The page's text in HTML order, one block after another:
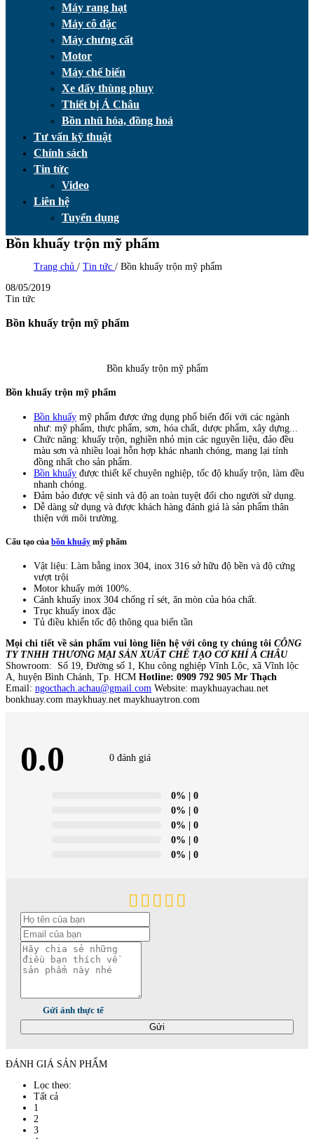
Máy rang hạt
Máy cô đặc
Máy chưng cất
Motor
Máy chế biến
Xe đẩy thùng phuy
Thiết bị Á Châu
Bồn nhũ hóa, đồng hoá
Tư vấn kỹ thuật
Chính sách
Tin tức
Video
Liên hệ
Tuyển dụng
Bồn khuấy trộn mỹ phẩm
Trang chủ / Tin tức / Bồn khuấy trộn mỹ phẩm
08/05/2019
Tin tức
Bồn khuấy trộn mỹ phẩm
Bồn khuấy trộn mỹ phẩm
Bồn khuấy trộn mỹ phẩm
Bồn khuấy mỹ phẩm được ứng dụng phổ biến đối với các ngành
như: mỹ phẩm, thực phẩm, sơn, hóa chất, dược phẩm, xây dựng...
Chức năng: khuấy trộn, nghiền nhỏ mịn các nguyên liệu, đảo đều
màu sơn và nhiều loại hỗn hợp khác nhanh chóng, mang lại tính
đồng nhất cho sản phẩm.
Bồn khuấy được thiết kế chuyên nghiệp, tốc độ khuấy trộn, làm đều
nhanh chóng.
Đảm bảo được vệ sinh và độ an toàn tuyệt đối cho người sử dụng.
Dễ dàng sử dụng và được khách hàng đánh giá là sản phẩm thân
thiện với môi trường.
Cấu tạo của bồn khuấy mỹ phẩm
Vật liệu: Làm bằng inox 304, inox 316 sở hữu độ bền và độ cứng
vượt trội
Motor khuấy mới 100%.
Cánh khuấy inox 304 chống rỉ sét, ăn mòn của hóa chất.
Trục khuấy inox đặc
Tủ điều khiển tốc độ thông qua biến tần
Mọi chi tiết về sản phẩm vui lòng liên hệ với công ty chúng tôi CÔNG
TY TNHH THƯƠNG MẠI SẢN XUẤT CHẾ TẠO CƠ KHÍ Á CHÂU
Showroom: Số 19, Đường số 1, Khu công nghiệp Vĩnh Lộc, xã Vĩnh lộc
A, huyện Bình Chánh, Tp. HCM Hotline: 0909 792 905 Mr Thạch
Email: ngocthach.achau@gmail.com Website: maykhuayachau.net
bonkhuay.com maykhuay.net maykhuaytron.com
0.0 0 đánh giá
0% | 0
0% | 0
0% | 0
0% | 0
0% | 0
Gửi ảnh thực tế
Gửi
ĐÁNH GIÁ SẢN PHẨM
Lọc theo:
Tất cả
1
2
3